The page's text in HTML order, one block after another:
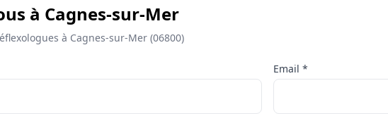
à Cagnes-sur-Mer
à Cagnes-sur-Mer (06800)
Email *